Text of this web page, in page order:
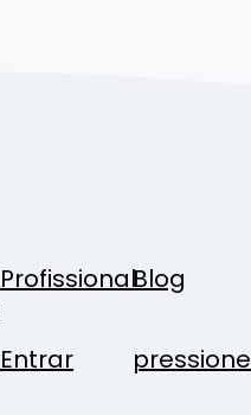
ProfissionalBlog
Entrar pressione